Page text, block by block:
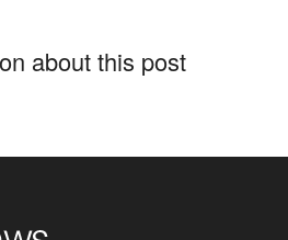
about this post